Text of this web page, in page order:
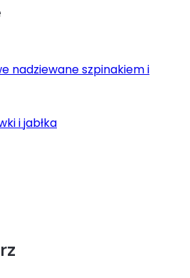
nadziewane szpinakiem i
i jabłka